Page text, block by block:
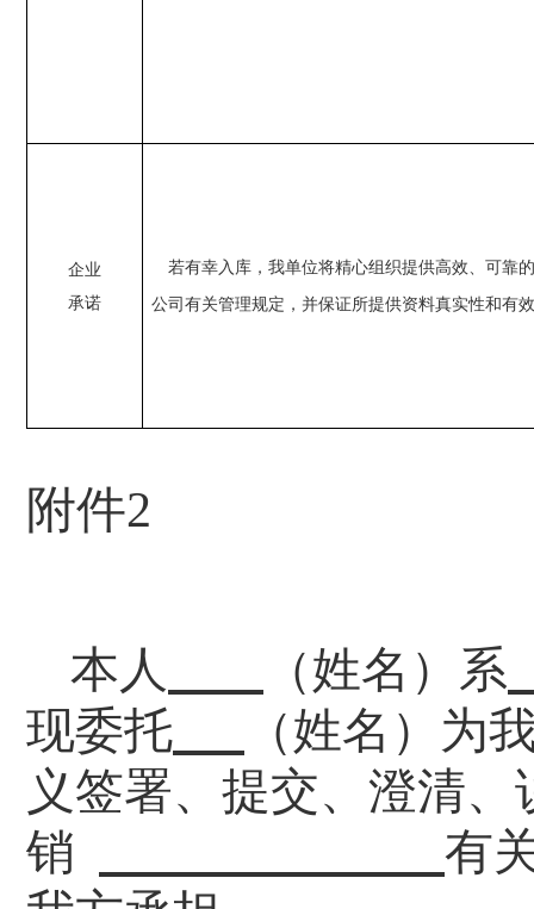
企业
承诺
若有幸入库，我单位将精心组织提供高效、可靠
公司 有关管理规定，并保证所提供资料真实性和有
附件2
本人
（姓名）系
现委托
（姓名）为
义签署、 提交、 澄清、
销
有